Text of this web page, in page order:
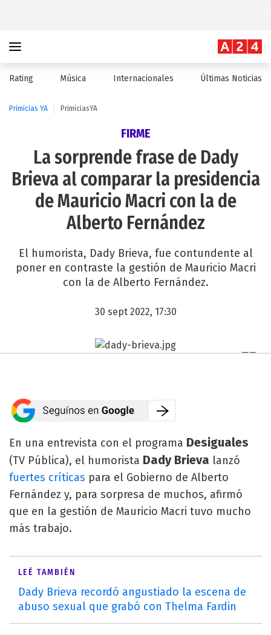
Rating Música Internacionales Últimas Noticias
Primicias YA PrimiciasYA
FIRME
La sorprende frase de Dady
Brieva al comparar la presidencia
de Mauricio Macri con la de
Alberto Fernández
El humorista, Dady Brieva, fue contundente al
poner en contraste la gestión de Mauricio Macri
con la de Alberto Fernández.
30 sept 2022, 17:30
En una entrevista con el programa Desiguales
(TV Pública), el humorista Dady Brieva lanzó
fuertes críticas para el Gobierno de Alberto
Fernández y, para sorpresa de muchos, afirmó
que en la gestión de Mauricio Macri tuvo mucho
más trabajo.
LEÉ TAMBIÉN
Dady Brieva recordó angustiado la escena de
abuso sexual que grabó con Thelma Fardin